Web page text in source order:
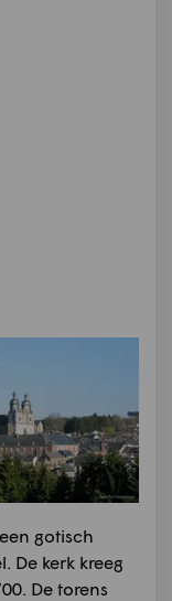
gotisch
De kerk kreeg
De torens